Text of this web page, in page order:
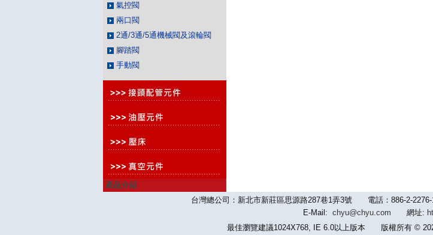
氣控閥
兩口閥
2通/3通/5通機械閥及滾輪閥
腳踏閥
手動閥
產品介紹
台灣總公司：新北市新莊區思源路287巷1弄3號 電話：886-2-
E-Mail: chyu@chyu.com 網址:
最佳瀏覽建議1024X768, IE 6.0以上版本 版權所有 ©